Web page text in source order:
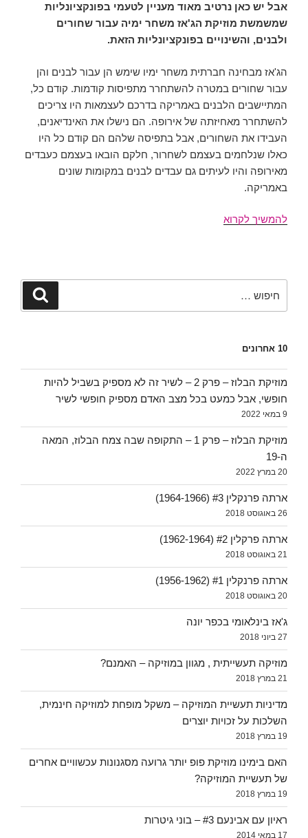
אבל יש כאן נרטיב מאוד מעניין לטעמי בפונקציונליות
שמשמשת מוזיקת הג'אז משחר ימיה עבור שחורים
ולבנים, והשינויים בפונקציונליות הזאת.
הג'אז מבחינה חברתית משחר ימיו שימש הן עבור לבנים והן
עבור שחורים במטרה להשתחרר מתפיסות קודמות. קודם כל,
המתיישבים הלבנים באמריקה בדרכם לעצמאות היו צריכים
להשתחרר מאחיזתה של אירופה. הם נישלו את האינדיאנים,
העבידו את השחורים, אבל בתפיסה שלהם הם קודם כל היו
כאלו שנלחמים בעצמם לשחרור, חלקם הובאו בעצמם כעבדים
מאירופה והיו לעיתים גם עבדים לבנים במקומות שונים
באמריקה.
להמשיך לקרוא
חיפוש
10 אחרונים
מוזיקת הבלוז – פרק 2 – לשיר זה לא מספיק בשביל להיות
חופשי, אבל כמעט בכל מצב האדם מספיק חופשי לשיר
9 במאי 2022
מוזיקת הבלוז – פרק 1 – התקופה שבה צמח הבלוז, המאה
ה-19
20 במרץ 2022
ארתה פרנקלין #3 (1964-1966)
26 באוגוסט 2018
ארתה פרקלין #2 (1962-1964)
21 באוגוסט 2018
ארתה פרנקלין #1 (1956-1962)
20 באוגוסט 2018
ג'אז בינלאומי בכפר יונה
27 ביוני 2018
מוזיקה תעשייתית , מגוון במוזיקה – האמנם?
21 במרץ 2018
מדיניות תעשיית המוזיקה – משקל מופחת למוזיקה חינמית,
השלכות על זכויות יוצרים
19 במרץ 2018
האם בימינו מוזיקת פופ יותר גרועה מסגנונות עכשוויים אחרים
של תעשיית המוזיקה?
19 במרץ 2018
ראיון עם אבינעם #3 – בוני גיטרות
17 במאי 2014